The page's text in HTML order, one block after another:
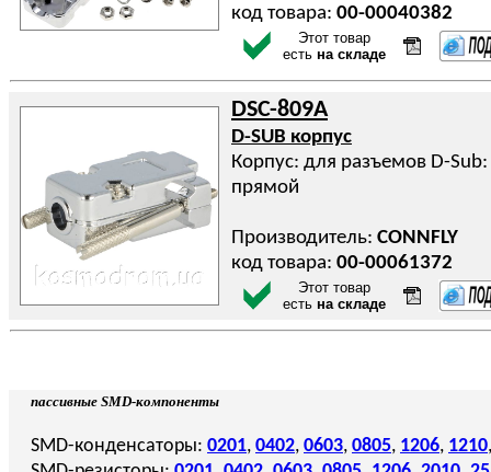
код товара: 00-00040382
Этот товар
есть на складе
DSC-809A
D-SUB корпус
Корпус: для разъемов D-
прямой
Производитель: CONNFLY
код товара: 00-00061372
Этот товар
есть на складе
пассивные SMD-компоненты
SMD-конденсаторы: 0201, 0402, 0603, 0805, 1206, 1210,